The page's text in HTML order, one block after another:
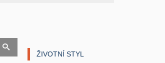
ŽIVOTNÍ STYL